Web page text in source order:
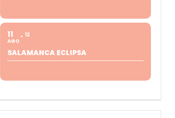
11
AGO
12
SALAMANCA ECLIPSA